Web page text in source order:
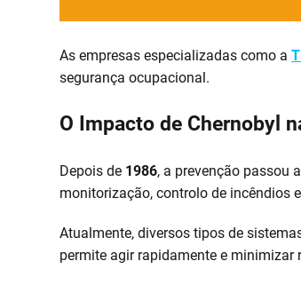
As empresas especializadas como a
segurança ocupacional.
O Impacto de Chernobyl
Depois de 1986, a prevenção passou
monitorização, controlo de incêndios
Atualmente, diversos tipos de
permite agir rapidamente e minimizar